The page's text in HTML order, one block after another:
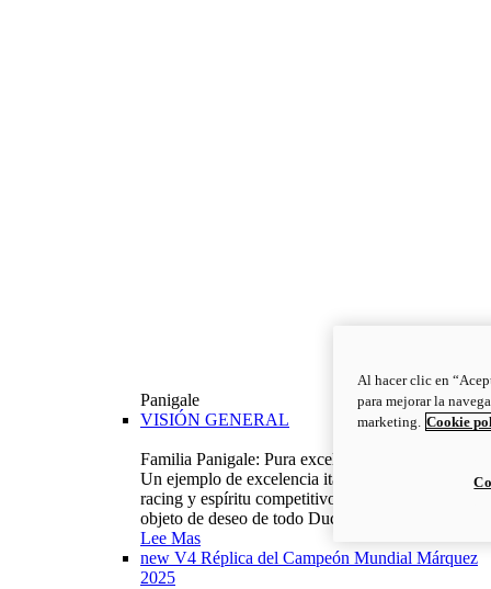
Panigale
VISIÓN GENERAL
Familia Panigale: Pura excelencia italiana.
Un ejemplo de excelencia italiana, con ADN
racing y espíritu competitivo: la Panigale es el
objeto de deseo de todo Ducatista.
Lee Mas
new V4 Réplica del Campeón Mundial Márquez
2025
Al hacer clic en
para mejorar la
marketing. Cookie